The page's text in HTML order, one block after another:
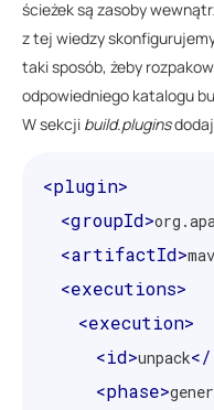
ścieżek są zasoby
z tej wiedzy
taki sposób, żeby
odpowiedniego katalogu
W sekcji build.plugins
<plugin>
<groupId>
<artifactId>
<executions>
<execution>
<id>unpack
<phase>